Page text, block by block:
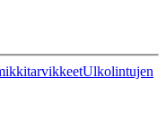
Ulkolintujen